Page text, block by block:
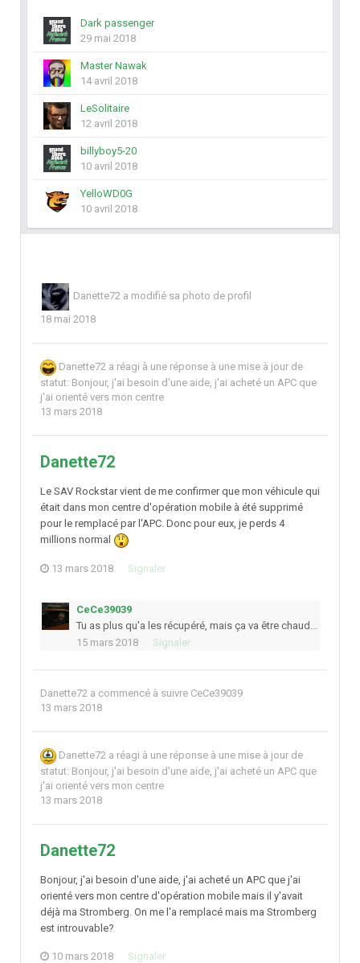
Dark passenger
29 mai 2018
Master Nawak
14 avril 2018
LeSolitaire
12 avril 2018
billyboy5-20
10 avril 2018
YelloWD0G
10 avril 2018
Danette72 a modifié sa photo de profil
18 mai 2018
Danette72 a réagi à une réponse à une mise à jour de
statut: Bonjour, j'ai besoin d'une aide, j'ai acheté un APC que
j'ai orienté vers mon centre
13 mars 2018
Danette72
Le SAV Rockstar vient de me confirmer que mon véhicule qui
était dans mon centre d'opération mobile à été supprimé
pour le remplacé par l'APC. Donc pour eux, je perds 4
millions normal
13 mars 2018 Signaler
CeCe39039
Tu as plus qu'a les récupéré, mais ça va être chaud...
15 mars 2018
Signaler
Danette72 a commencé à suivre CeCe39039
13 mars 2018
Danette72 a réagi à une réponse à une mise à jour de
statut: Bonjour, j'ai besoin d'une aide, j'ai acheté un APC que
j'ai orienté vers mon centre
13 mars 2018
Danette72
Bonjour, j'ai besoin d'une aide, j'ai acheté un APC que j'ai
orienté vers mon centre d'opération mobile mais il y'avait
déjà ma Stromberg. On me l'a remplacé mais ma Stromberg
est introuvable?
10 mars 2018 Signaler